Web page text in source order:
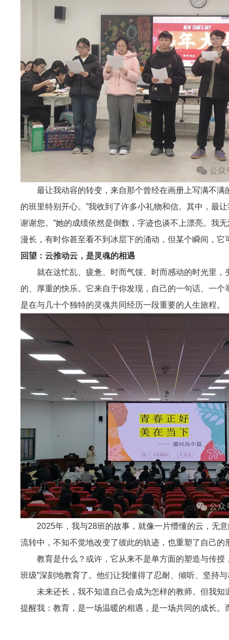
最让我动容的转变，来自那个曾经在画册上写满不满
的班里特别开心。”我收到了许多小礼物和信。其中，最
谢谢您。”她的成绩依然是倒数，字迹也谈不上漂亮。我
漫长，有时你甚至看不到冰层下的涌动，但某个瞬间，它
回望：云推动云，是灵魂的相遇
就在这忙乱、疲惫、时而气馁、时而感动的时光里
的、厚重的快乐。它来自于你发现，自己的一句话、一
是在与几十个独特的灵魂共同经历一段重要的人生旅程。
2025年，我与28班的故事，就像一片懵懂的云，无
流转中，不知不觉地改变了彼此的轨迹，也重塑了自己的
教育是什么？或许，它从来不是单方面的塑造与传
班级”深刻地教育了。他们让我懂得了忍耐、倾听、坚持
未来还长，我不知道自己会成为怎样的教师。但我
提醒我：教育，是一场温暖的相遇，是一场共同的成长